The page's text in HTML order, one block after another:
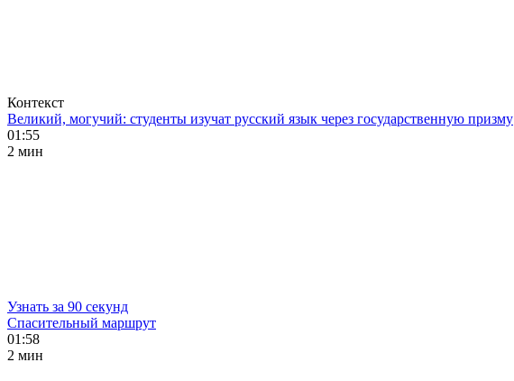
Контекст
Великий, могучий: студенты изучат русский язык через государственную призму
01:55
2 мин
Узнать за 90 секунд
Спасительный маршрут
01:58
2 мин